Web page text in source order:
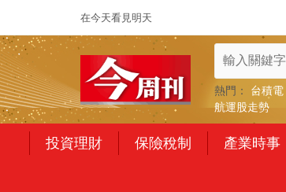
在今天看見明天
熱門： 台積電
航運股走勢
投資理財 保險稅制 產業時事